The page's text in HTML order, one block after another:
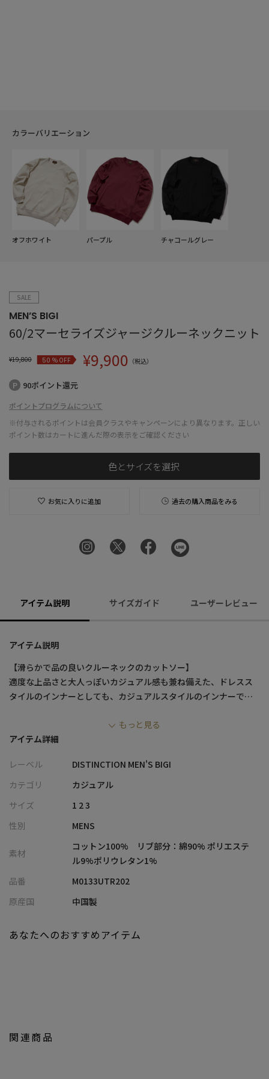
カラーバリエーション
オフホワイト パープル チャコールグレー
SALE
MEN’S BIGI
60/2マーセライズジャージクルーネックニット
¥19,800 50% OFF ¥9,900 （税込）
90ポイント還元
ポイントプログラムについて
※付与されるポイントは会員クラスやキャンペーンにより異なります。正しい
ポイント数はカートに進んだ際の表示をご確認ください
色とサイズを選択
お気に入りに追加 過去の購入商品をみる
アイテム説明 サイズガイド ユーザーレビュー
アイテム説明
【滑らかで品の良いクルーネックのカットソー】
適度な上品さと大人っぽいカジュアル感も兼ね備えた、ドレスス
タイルのインナーとしても、カジュアルスタイルのインナーでも
【素材・デザイン】
しています。
ニット素材を使用することで、膨らみがあるフライスになること
衿始末をリンキングにすることで、上品な見え方を表現しており
ます。
超長綿をガス焼きし、綿の表面の毛羽を取り除きシルケットをか
けることで上品な光沢を与えています。
【コーディネート】
上品な佇まいのアイテムなので、パンツはスラックスがおすす
上品なスウェットのような出で立ちなので、好相性です。
もっと見る
アイテム詳細
レーベル
DISTINCTION MEN'S BIGI
カテゴリ
カジュアル
サイズ
1 2 3
性別
MENS
素材
コットン100% リブ部分：綿90% ポリエステ
ル9%ポリウレタン1%
品番
M0133UTR202
原産国
中国製
関連商品
あなたへのおすすめアイテム